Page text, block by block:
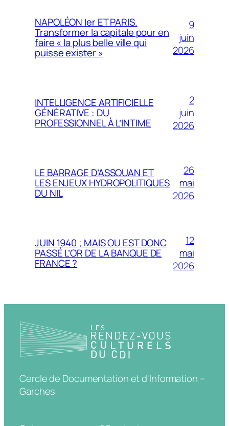
NAPOLÉON Ier ET PARIS.
Transformer la capitale pour en
faire « la plus belle ville qui
puisse exister »
9
juin
2026
INTELLIGENCE ARTIFICIELLE
GÉNÉRATIVE : DU
PROFESSIONNEL À L’INTIME
2
juin
2026
LE BARRAGE D’ASSOUAN ET
LES ENJEUX HYDROPOLITIQUES
DU NIL
26
mai
2026
JUIN 1940 ; MAIS OU EST DONC
PASSÉ L’OR DE LA BANQUE DE
FRANCE ?
12
mai
2026
Cercle de Documentation et d'Information –
Garches